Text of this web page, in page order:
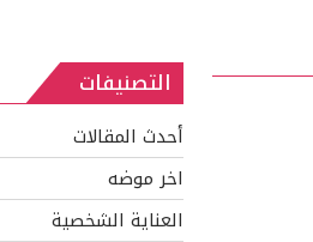
التصنيفات
أحدث المقالات
اخر موضه
العناية الشخصية